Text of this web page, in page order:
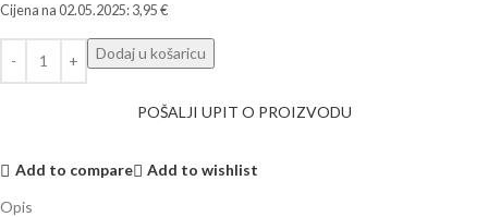
Cijena na 02.05.2025: 3,95 €
Dodaj u košaricu
POŠALJI UPIT O PROIZVODU
Add to compare
Add to wishlist
Opis